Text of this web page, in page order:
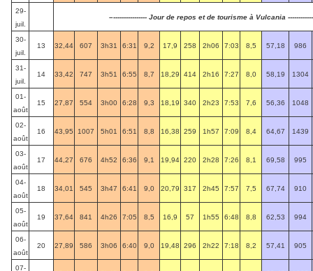
29-
juil.
–---------------- Jour de repos et de tourisme à Vulcania
30-
juil.
13 32,44 607 3h31 6:31 9,2 17,9 258 2h06 7:03 8,5 57,18 986
31-
juil.
14 33,42 747 3h51 6:55 8,7 18,29 414 2h16 7:27 8,0 58,19 1304
01-
août
15 27,87 554 3h00 6:28 9,3 18,19 340 2h23 7:53 7,6 56,36 1048
02-
août
16 43,95 1007 5h01 6:51 8,8 16,38 259 1h57 7:09 8,4 64,67 1439
03-
août
17 44,27 676 4h52 6:36 9,1 19,94 220 2h28 7:26 8,1 69,58 995
04-
août
18 34,01 545 3h47 6:41 9,0 20,79 317 2h45 7:57 7,5 67,74 910
05-
août
19 37,64 841 4h26 7:05 8,5 16,9 57 1h55 6:48 8,8 62,53 994
06-
août
20 27,89 586 3h06 6:40 9,0 19,48 296 2h22 7:18 8,2 57,41 905
07-